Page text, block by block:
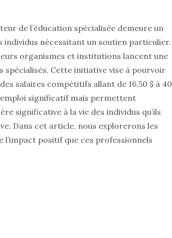
de l’éducation spécialisée demeure un
nécessitant un soutien particulier.
organismes et institutions lancent une
spécialisés. Cette initiative vise à pourvoir
salaires compétitifs allant de 16,50 $ à 40
significatif mais permettent
significative à la vie des individus qu’ils
Dans cet article, nous explorerons les
l’impact positif que ces professionnels